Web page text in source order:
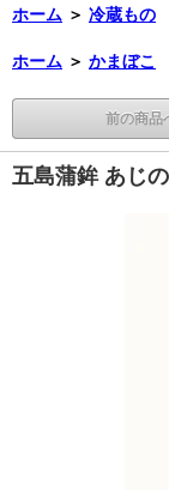
ホーム ＞ 冷蔵もの
ホーム ＞ かまぼこ
前の商品
五島蒲鉾 あじ